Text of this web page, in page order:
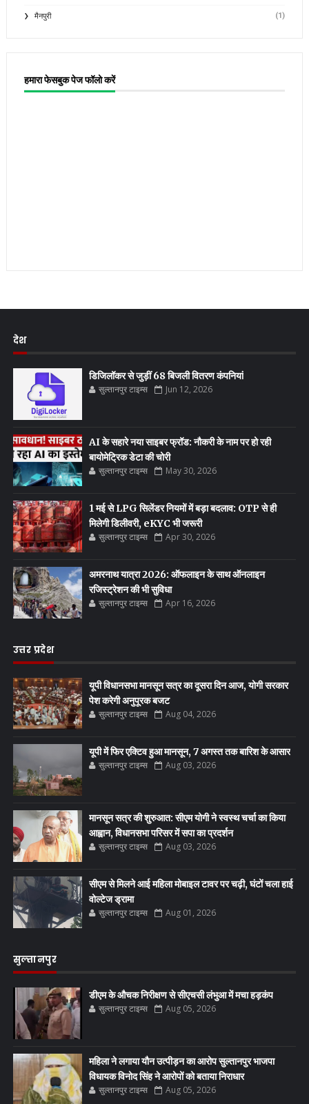
मैनपुरी (1)
हमारा फेसबुक पेज फॉलो करें
देश
डिजिलॉकर से जुड़ीं 68 बिजली वितरण कंपनियां
सुल्तानपुर टाइम्स Jun 12, 2026
AI के सहारे नया साइबर फ्रॉड: नौकरी के नाम पर हो रही
बायोमेट्रिक डेटा की चोरी
सुल्तानपुर टाइम्स May 30, 2026
1 मई से LPG सिलेंडर नियमों में बड़ा बदलाव: OTP से ही
मिलेगी डिलीवरी, eKYC भी जरूरी
सुल्तानपुर टाइम्स Apr 30, 2026
अमरनाथ यात्रा 2026: ऑफलाइन के साथ ऑनलाइन
रजिस्ट्रेशन की भी सुविधा
सुल्तानपुर टाइम्स Apr 16, 2026
उत्तर प्रदेश
यूपी विधानसभा मानसून सत्र का दूसरा दिन आज, योगी सरकार
पेश करेगी अनुपूरक बजट
सुल्तानपुर टाइम्स Aug 04, 2026
यूपी में फिर एक्टिव हुआ मानसून, 7 अगस्त तक बारिश के आसार
सुल्तानपुर टाइम्स Aug 03, 2026
मानसून सत्र की शुरुआत: सीएम योगी ने स्वस्थ चर्चा का किया
आह्वान, विधानसभा परिसर में सपा का प्रदर्शन
सुल्तानपुर टाइम्स Aug 03, 2026
सीएम से मिलने आई महिला मोबाइल टावर पर चढ़ी, घंटों चला हाई
वोल्टेज ड्रामा
सुल्तानपुर टाइम्स Aug 01, 2026
सुल्तानपुर
डीएम के औचक निरीक्षण से सीएचसी लंभुआ में मचा हड़कंप
सुल्तानपुर टाइम्स Aug 05, 2026
महिला ने लगाया यौन उत्पीड़न का आरोप सुल्तानपुर भाजपा
विधायक विनोद सिंह ने आरोपों को बताया निराधार
सुल्तानपुर टाइम्स Aug 05, 2026